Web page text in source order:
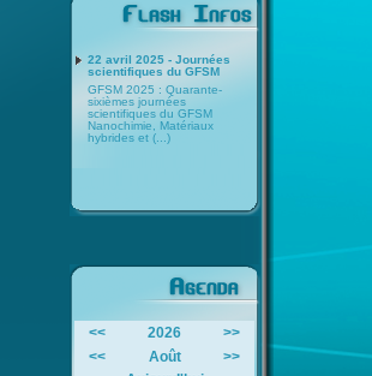
22 avril 2025 - Journées
scientifiques du GFSM
GFSM 2025 : Quarante-
sixièmes journées
scientifiques du GFSM
Nanochimie, Matériaux
hybrides et (...)
<< 2026
>>
<<
Août
>>